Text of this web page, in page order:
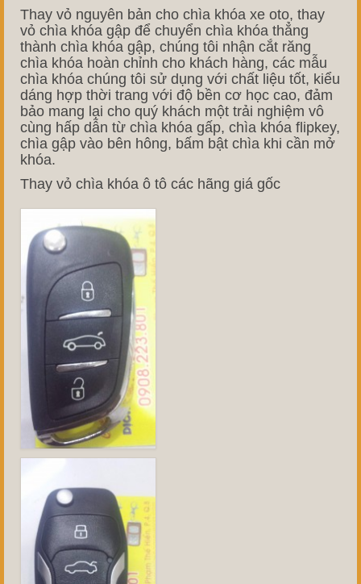
Thay vỏ nguyên bản cho chìa khóa xe oto, thay
vỏ chìa khóa gập để chuyển chìa khóa thẳng
thành chìa khóa gập, chúng tôi nhận cắt răng
chìa khóa hoàn chỉnh cho khách hàng, các mẫu
chìa khóa chúng tôi sử dụng với chất liệu tốt, kiểu
dáng hợp thời trang với độ bền cơ học cao, đảm
bảo mang lại cho quý khách một trải nghiệm vô
cùng hấp dẫn từ chìa khóa gấp, chìa khóa flipkey,
chìa gập vào bên hông, bấm bật chìa khi cần mở
khóa.
Thay vỏ chìa khóa ô tô các hãng giá gốc